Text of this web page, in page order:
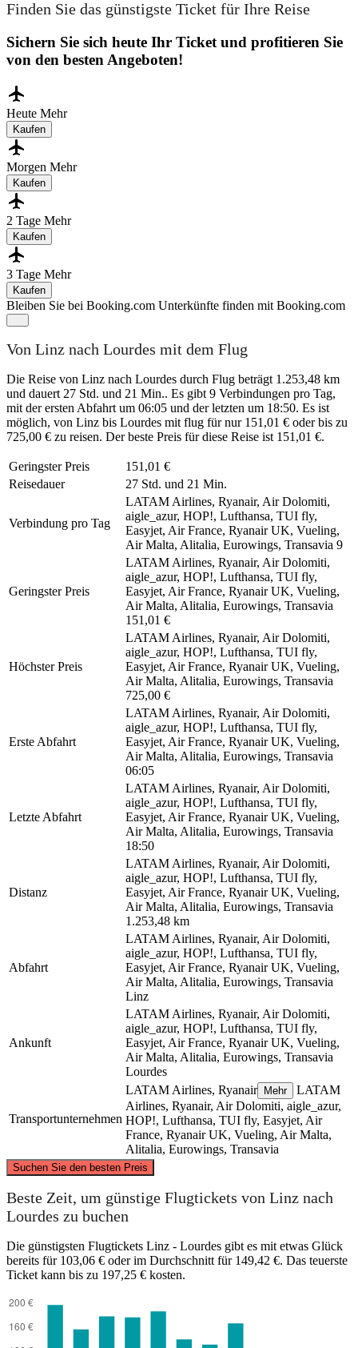
Finden Sie das günstigste Ticket für Ihre Reise
Sichern Sie sich heute Ihr Ticket und profitieren Sie
von den besten Angeboten!
Heute Mehr
Kaufen
Morgen Mehr
Kaufen
2 Tage Mehr
Kaufen
3 Tage Mehr
Kaufen
Bleiben Sie bei Booking.com Unterkünfte finden mit Booking.com
Von Linz nach Lourdes mit dem Flug
Die Reise von Linz nach Lourdes durch Flug beträgt 1.253,48 km
und dauert 27 Std. und 21 Min.. Es gibt 9 Verbindungen pro Tag,
mit der ersten Abfahrt um 06:05 und der letzten um 18:50. Es ist
möglich, von Linz bis Lourdes mit flug für nur 151,01 € oder bis zu
725,00 € zu reisen. Der beste Preis für diese Reise ist 151,01 €.
Geringster Preis
151,01 €
Reisedauer
27 Std. und 21 Min.
Verbindung pro Tag
LATAM Airlines, Ryanair, Air Dolomiti,
aigle_azur, HOP!, Lufthansa, TUI fly,
Easyjet, Air France, Ryanair UK, Vueling,
Air Malta, Alitalia, Eurowings, Transavia 9
Geringster Preis
LATAM Airlines, Ryanair, Air Dolomiti,
aigle_azur, HOP!, Lufthansa, TUI fly,
Easyjet, Air France, Ryanair UK, Vueling,
Air Malta, Alitalia, Eurowings, Transavia
151,01 €
Höchster Preis
LATAM Airlines, Ryanair, Air Dolomiti,
aigle_azur, HOP!, Lufthansa, TUI fly,
Easyjet, Air France, Ryanair UK, Vueling,
Air Malta, Alitalia, Eurowings, Transavia
725,00 €
Erste Abfahrt
LATAM Airlines, Ryanair, Air Dolomiti,
aigle_azur, HOP!, Lufthansa, TUI fly,
Easyjet, Air France, Ryanair UK, Vueling,
Air Malta, Alitalia, Eurowings, Transavia
06:05
Letzte Abfahrt
LATAM Airlines, Ryanair, Air Dolomiti,
aigle_azur, HOP!, Lufthansa, TUI fly,
Easyjet, Air France, Ryanair UK, Vueling,
Air Malta, Alitalia, Eurowings, Transavia
18:50
Distanz
LATAM Airlines, Ryanair, Air Dolomiti,
aigle_azur, HOP!, Lufthansa, TUI fly,
Easyjet, Air France, Ryanair UK, Vueling,
Air Malta, Alitalia, Eurowings, Transavia
1.253,48 km
Abfahrt
LATAM Airlines, Ryanair, Air Dolomiti,
aigle_azur, HOP!, Lufthansa, TUI fly,
Easyjet, Air France, Ryanair UK, Vueling,
Air Malta, Alitalia, Eurowings, Transavia
Linz
Ankunft
LATAM Airlines, Ryanair, Air Dolomiti,
aigle_azur, HOP!, Lufthansa, TUI fly,
Easyjet, Air France, Ryanair UK, Vueling,
Air Malta, Alitalia, Eurowings, Transavia
Lourdes
Transportunternehmen
LATAM Airlines, Ryanair Mehr
LATAM
Airlines, Ryanair, Air Dolomiti, aigle_azur,
HOP!, Lufthansa, TUI fly, Easyjet, Air
France, Ryanair UK, Vueling, Air Malta,
Alitalia, Eurowings, Transavia
Suchen Sie den besten Preis
Linz
©CARTO, © OpenStreetMap
Beste Zeit, um günstige Flugtickets von Linz nach
Lourdes zu buchen
Die günstigsten Flugtickets Linz - Lourdes gibt es mit etwas Glück
bereits für 103,06 € oder im Durchschnitt für 149,42 €. Das teuerste
Ticket kann bis zu 197,25 € kosten.